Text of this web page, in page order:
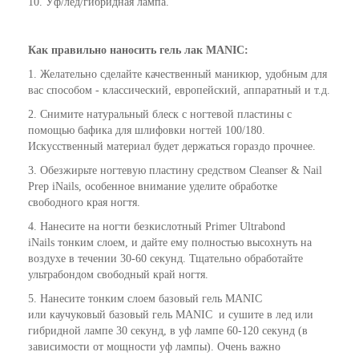
Как правильно наносить гель лак MANIC:
1. Желательно сделайте качественный маникюр, удобным для
вас способом - классический, европейский, аппаратный и т.д.
2. Снимите натуральный блеск с ногтевой пластины с
помощью бафика для шлифовки ногтей 100/180.
Искусственный материал будет держаться гораздо прочнее.
3. Обезжирьте ногтевую пластину средством Cleanser & Nail
Prep iNails, особенное внимание уделите обработке
свободного края ногтя.
4. Нанесите на ногти безкислотный Primer Ultrabond
iNails тонким слоем, и дайте ему полностью высохнуть на
воздухе в течении 30-60 секунд. Тщательно обработайте
ультрабондом свободный край ногтя.
5. Нанесите тонким слоем базовый гель MANIC
или каучуковый базовый гель MANIC и сушите в лед или
гибридной лампе 30 секунд, в уф лампе 60-120 секунд (в
зависимости от мощности уф лампы). Очень важно